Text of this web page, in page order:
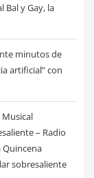
Bal y Gay, la
minutos de
artificial” con
Musical
– Radio
Quincena
sobresaliente